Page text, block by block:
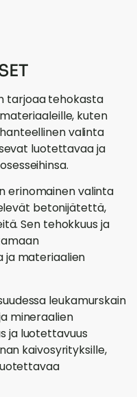
tarjoaa tehokasta
kuten
valinta
luotettavaa ja
erinomainen valinta
betonijätettä,
Sen tehokkuus ja
ja materiaalien
leukamurskain
mineraalien
ja luotettavuus
kaivosyrityksille,